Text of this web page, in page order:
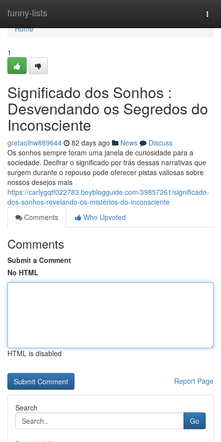
funny-lists
Home
Home
1
Significado dos Sonhos :
Desvendando os Segredos do
Inconsciente
gretaolhw889644 82 days ago News
Discuss
Os sonhos sempre foram uma janela de curiosidade para a
sociedade. Decifrar o significado por trás dessas narrativas que
surgem durante o repouso pode oferecer pistas valiosas sobre
nossos desejos mais
https://carlygqtf022783.boyblogguide.com/39857261/significado-
dos-sonhos-revelando-os-mistérios-do-inconsciente
Comments
Who Upvoted
Comments
Submit a Comment
No HTML
HTML is disabled
Report Page
Search
Go